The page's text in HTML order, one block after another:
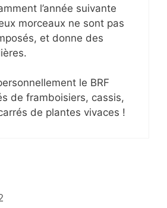
l’année suivante
morceaux ne sont pas
et donne des
le BRF
de framboisiers, cassis,
de plantes vivaces !